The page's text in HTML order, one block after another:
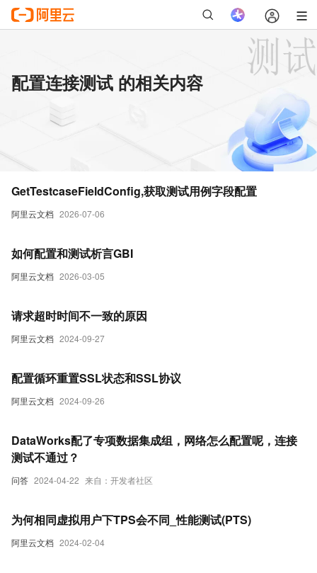
配置连接测试 的相关内容
阿里云文档 2026-07-06
GetTestcaseFieldConfig,获取测试用例字段配置
阿里云文档 2026-03-05
如何配置和测试析言GBI
阿里云文档 2024-09-27
请求超时时间不一致的原因
阿里云文档 2024-09-26
配置循环重置SSL状态和SSL协议
问答 2024-04-22 来自：开发者社区
DataWorks配了专项数据集成组，网络怎么配置呢，连接
测试不通过？
阿里云文档 2024-02-04
为何相同虚拟用户下TPS会不同_性能测试(PTS)